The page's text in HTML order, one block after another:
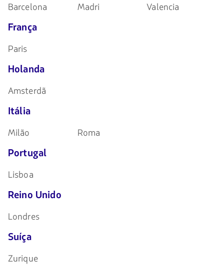
Barcelona Madri Valencia
França
Paris
Holanda
Amsterdã
Itália
Milão Roma
Portugal
Lisboa
Reino Unido
Londres
Suíça
Zurique